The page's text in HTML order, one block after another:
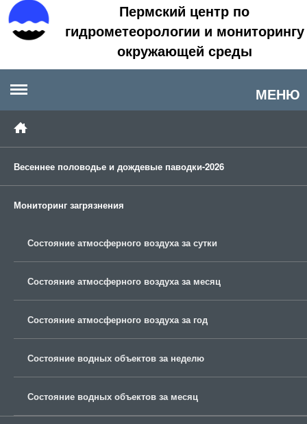
Пермский центр по
гидрометеорологии и мониторингу
окружающей среды
МЕНЮ
Весеннее половодье и дождевые паводки-2026
Мониторинг загрязнения
Состояние атмосферного воздуха за сутки
Состояние атмосферного воздуха за месяц
Состояние атмосферного воздуха за год
Состояние водных объектов за неделю
Состояние водных объектов за месяц